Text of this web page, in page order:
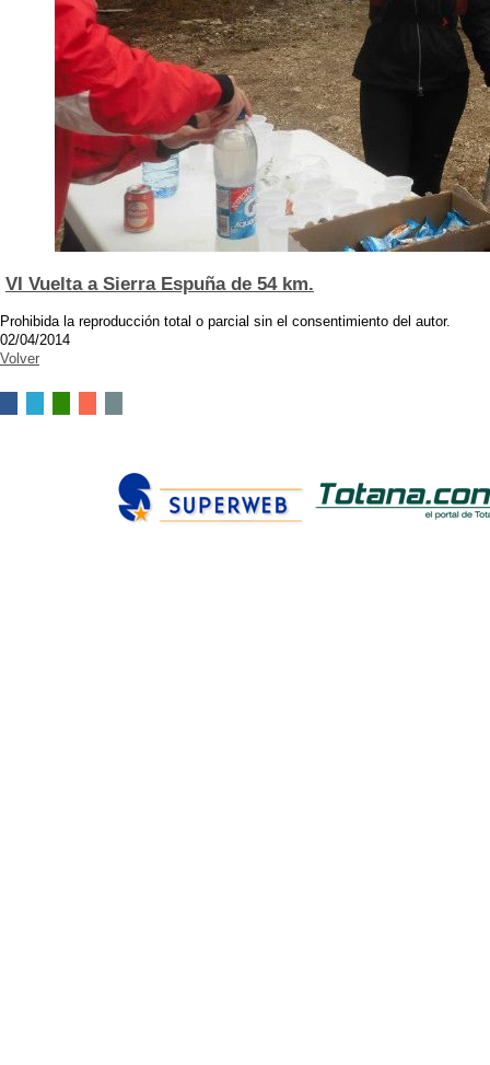
VI Vuelta a Sierra Espuña de 54 km.
Prohibida la reproducción total o parcial sin el consentimiento del autor.
02/04/2014
Volver